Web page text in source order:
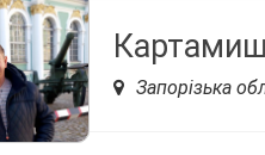
Запорізька